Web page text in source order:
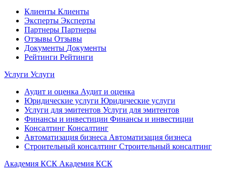
Клиенты Клиенты
Эксперты Эксперты
Партнеры Партнеры
Отзывы Отзывы
Документы Документы
Рейтинги Рейтинги
Услуги Услуги
Аудит и оценка Аудит и оценка
Юридические услуги Юридические услуги
Услуги для эмитентов Услуги для эмитентов
Финансы и инвестиции Финансы и инвестиции
Консалтинг Консалтинг
Автоматизация бизнеса Автоматизация бизнеса
Строительный консалтинг Строительный консалтинг
Академия КСК Академия КСК